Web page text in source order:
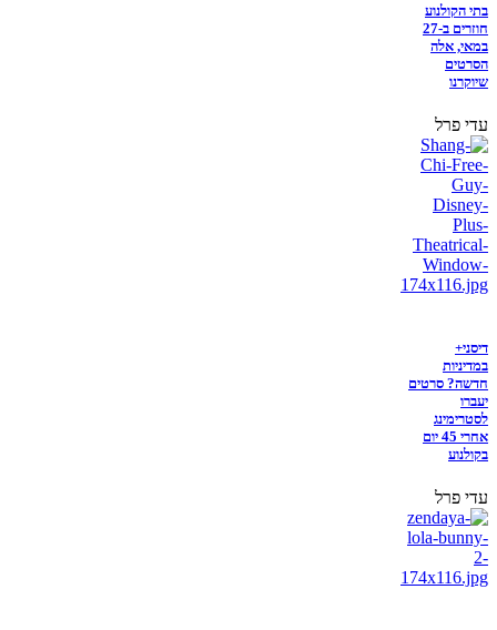
בתי הקולנוע
חוזרים ב-27
במאי, אלה
הסרטים
שיוקרנו
עדי פרל
דיסני+
במדיניות
חדשה? סרטים
יעברו
לסטרימינג
אחרי 45 יום
בקולנוע
עדי פרל